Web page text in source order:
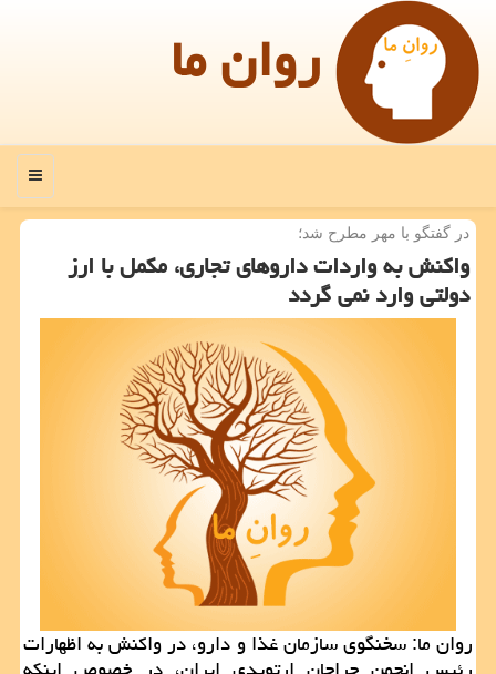
روان ما
منو
در گفتگو با مهر مطرح شد؛
واكنش به واردات داروهای تجاری، مكمل با ارز
دولتی وارد نمی گردد
روان ما: سخنگوی سازمان غذا و دارو، در واكنش به اظهارات